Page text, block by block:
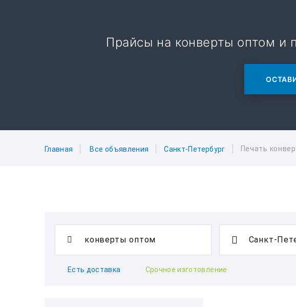
Прайсы на конверты оптом и
Главная Все объявления Санкт-Петербург Печать
Есть доставка Срочное изготовление